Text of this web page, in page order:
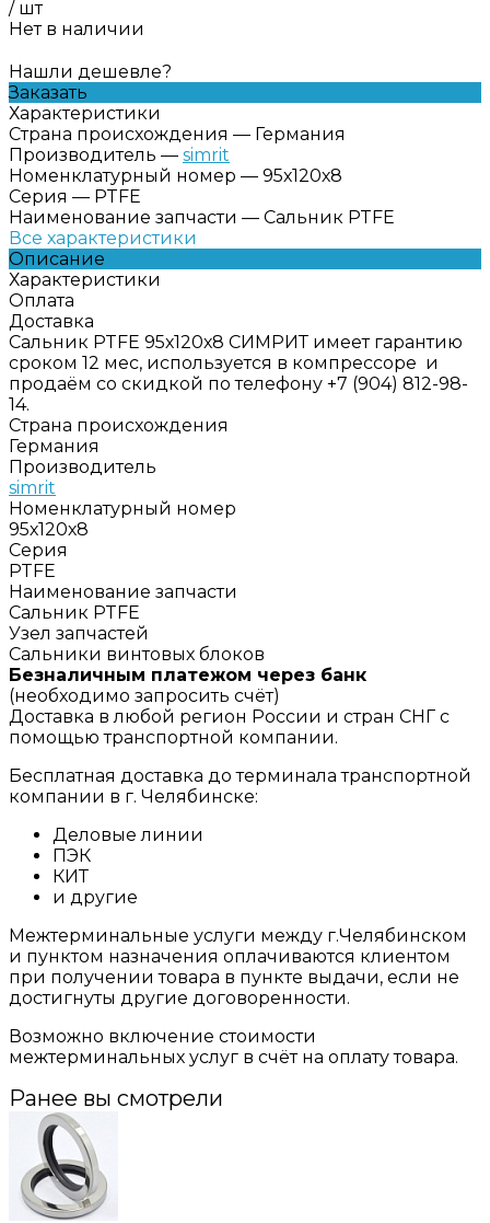
/ шт
Нет в наличии
Нашли дешевле?
Заказать
Характеристики
Страна происхождения — Германия
Производитель — simrit
Номенклатурный номер — 95х120х8
Серия — PTFE
Наименование запчасти — Сальник PTFE
Все характеристики
Описание
Характеристики
Оплата
Доставка
Сальник PTFE 95х120х8 СИМРИТ имеет гарантию
сроком 12 мес, используется в компрессоре и
продаём со скидкой по телефону +7 (904) 812-98-
14.
Страна происхождения
Германия
Производитель
simrit
Номенклатурный номер
95х120х8
Серия
PTFE
Наименование запчасти
Сальник PTFE
Узел запчастей
Сальники винтовых блоков
Безналичным платежом через банк
(необходимо запросить счёт)
Доставка в любой регион России и стран СНГ с
помощью транспортной компании.
Бесплатная доставка до терминала транспортной
компании в г. Челябинске:
Деловые линии
ПЭК
КИТ
и другие
Межтерминальные услуги между г.Челябинском
и пунктом назначения оплачиваются клиентом
при получении товара в пункте выдачи, если не
достигнуты другие договоренности.
Возможно включение стоимости
межтерминальных услуг в счёт на оплату товара.
Ранее вы смотрели